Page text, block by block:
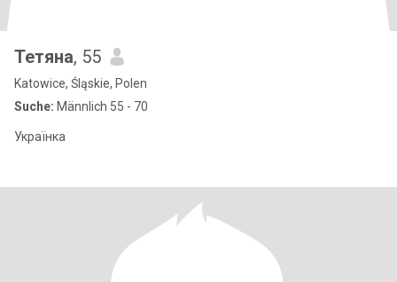
Тетяна, 55
Katowice, Śląskie, Polen
Suche: Männlich 55 - 70
Українка